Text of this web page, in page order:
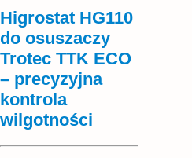
Higrostat HG110
do osuszaczy
Trotec TTK ECO
– precyzyjna
kontrola
wilgotności